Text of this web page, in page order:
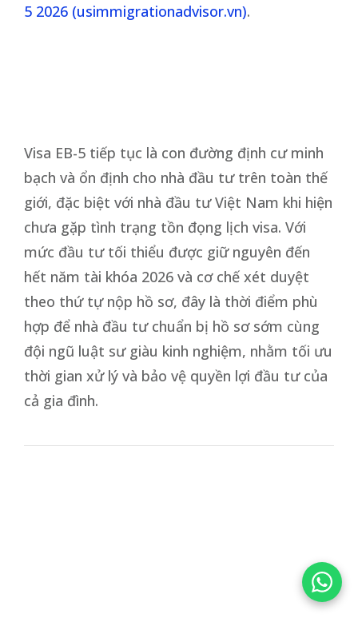
5 2026 (usimmigrationadvisor.vn).
Visa EB-5 tiếp tục là con đường định cư minh
bạch và ổn định cho nhà đầu tư trên toàn thế
giới, đặc biệt với nhà đầu tư Việt Nam khi hiện
chưa gặp tình trạng tồn đọng lịch visa. Với
mức đầu tư tối thiểu được giữ nguyên đến
hết năm tài khóa 2026 và cơ chế xét duyệt
theo thứ tự nộp hồ sơ, đây là thời điểm phù
hợp để nhà đầu tư chuẩn bị hồ sơ sớm cùng
đội ngũ luật sư giàu kinh nghiệm, nhằm tối ưu
thời gian xử lý và bảo vệ quyền lợi đầu tư của
cả gia đình.